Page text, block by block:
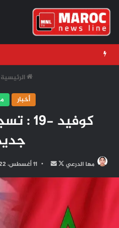
الرئيسية
أخبار
مها الدرعي
تابع
على
أرسل
بريدا
11 أغسطس، 2022